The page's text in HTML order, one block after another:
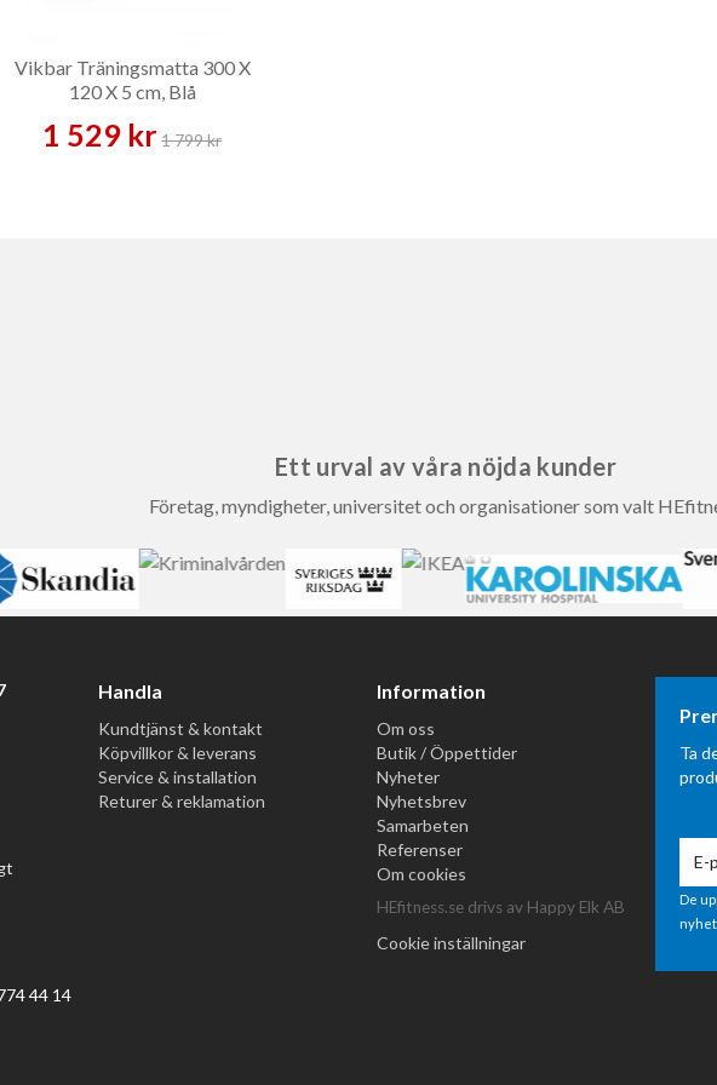
Vikbar Träningsmatta 300 X
120 X 5 cm, Blå
1 529 kr1 799 kr
Ett urval av våra nöjda kunder
Företag, myndigheter, universitet och organisationer som valt
44 14
Handla
Kundtjänst & kontakt
Köpvillkor & leverans
Service & installation
Returer & reklamation
Information
Om oss
Butik / Öppettider
Nyheter
Nyhetsbrev
Samarbeten
Referenser
Om cookies
HEfitness.se drivs av Happy Elk AB
Cookie inställningar
Ta
De